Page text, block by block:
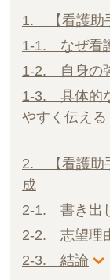
1. 【看護助
1-1. なぜ看
1-2. 自身の
1-3. 具体的
やすく伝える
2. 【看護助
成
2-1. 書き出
2-2. 志望理
2-3. 結論